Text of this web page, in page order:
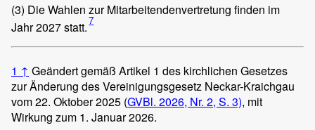
(3) Die Wahlen zur Mitarbeitendenvertretung finden im
Jahr 2027 statt.7
1 ↑ Geändert gemäß Artikel 1 des kirchlichen Gesetzes
zur Änderung des Vereinigungsgesetz Neckar-Kraichgau
vom 22. Oktober 2025 (GVBl. 2026, Nr. 2, S. 3), mit
Wirkung zum 1. Januar 2026.